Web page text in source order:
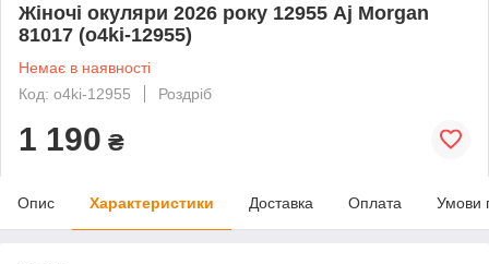
Жіночі окуляри 2026 року 12955 Aj Morgan
81017 (o4ki-12955)
Немає в наявності
Код: o4ki-12955
Роздріб
1 190 ₴
Опис Характеристики Доставка Оплата Умови